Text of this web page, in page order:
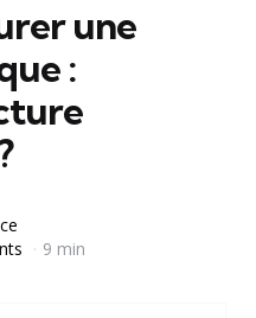
une
:
9 min